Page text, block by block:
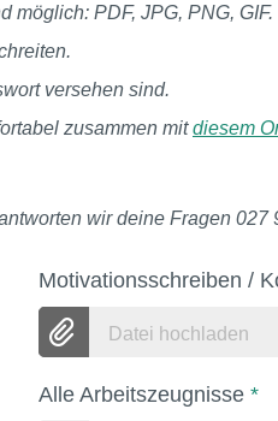
möglich: PDF, JPG, PNG, GIF.
versehen sind.
zusammen mitdiesem
wir deine Fragen 027
Motivationsschreiben /
Datei hochladen
Alle Arbeitszeugnisse*